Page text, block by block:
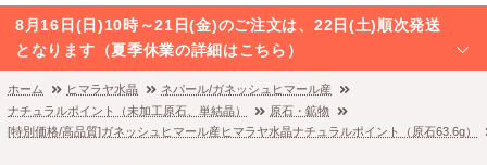
8月16日(日)10時～21日(金)のご注文は、22日(土)順次発送
となります（夏季休業の詳細はこちら）
ホーム ヒマラヤ水晶
ネパール/ガネッシュヒマール産
ナチュラルポイント（未加工原石、単結晶）
原石・鉱物
[特別価格/高品質]ガネッシュヒマール産ヒマラヤ水晶ナチュラルポイント（原石63.6g）